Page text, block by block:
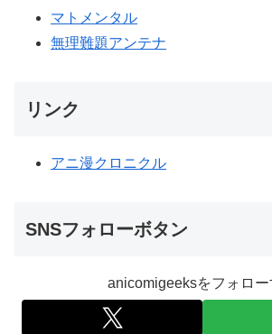
マトメンタル
無理難題アンテナ
リンク
アニ漫クロニクル
SNSフォローボタン
anicomigeeksをフォロー